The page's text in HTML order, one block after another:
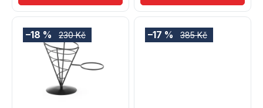
u
d
230 Kč
–18 % 385 Kč
–17 %